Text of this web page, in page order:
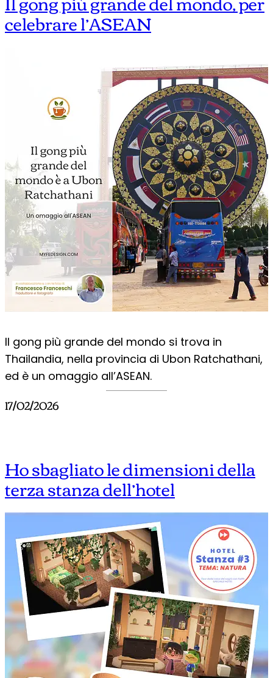
celebrare l’ASEAN
Il gong più grande del mondo si trova in
Thailandia, nella provincia di Ubon Ratchathani,
ed è un omaggio all’ASEAN.
17/02/2026
Ho sbagliato le dimensioni della
terza stanza dell’hotel